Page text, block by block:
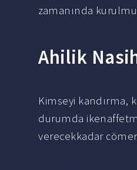
zamanında
Ahilik
Kimseyi kandırma,
durumda
verecekkadar